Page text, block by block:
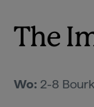
The
Wo: 2-8